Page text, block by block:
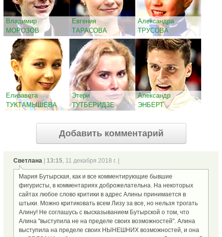
Владимир
МОРОЗОВ
Евгения
ТАРАСОВА
Александра
ТРУСОВА
Елизавета
ТУКТАМЫШЕВА
Этери
ТУТБЕРИДЗЕ
Александр
ЭНБЕРТ
Добавить комментарий
Светлана 13:15, 11 декабря 2018 г. |
Мария Бутырская, как и все комментирующие бывшие
фигуристы, в комментариях доброжелательна. На некоторых
сайтах любое слово критики в адрес Алины принимается в
штыки. Можно критиковать всем Лизу за все, но нельзя трогать
Алину! Не соглашусь с высказыванием Бутырской о том, что
Алина "выступила не на пределе своих возможностей". Алина
выступила на пределе своих НЫНЕШНИХ возможностей, и она